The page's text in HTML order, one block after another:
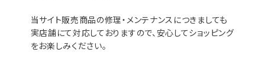
当サイト販売商品の修理・メンテナンスにつきましても
実店舗にて対応しておりますので、安心してショッピング
をお楽しみください。